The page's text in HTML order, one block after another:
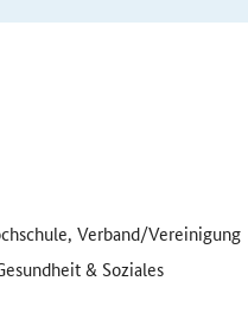
Verband/Vereinigung
& Soziales